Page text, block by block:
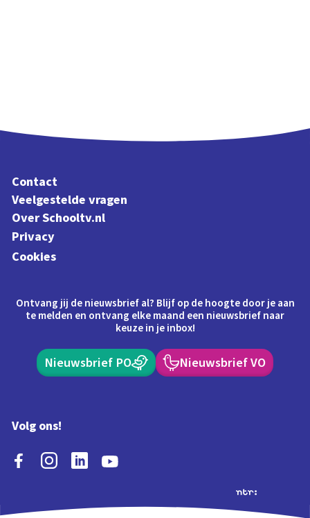
Contact
Veelgestelde vragen
Over Schooltv.nl
Privacy
Cookies
Ontvang jij de nieuwsbrief al? Blijf op de hoogte door je aan
te melden en ontvang elke maand een nieuwsbrief naar
keuze in je inbox!
Nieuwsbrief PO Nieuwsbrief VO
Volg ons!